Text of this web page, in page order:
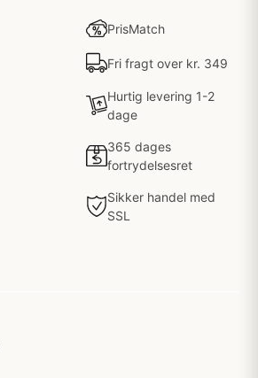
PrisMatch
Fri fragt over kr. 349
Hurtig levering 1-2
dage
365 dages
fortrydelsesret
Sikker handel med
SSL